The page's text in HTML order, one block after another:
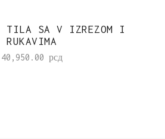
TILA SA V IZREZOM I
RUKAVIMA
40,950.00 рсд